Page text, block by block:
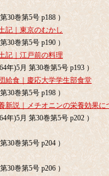
30巻第5号 p188 ）
記｜東京のむかし
30巻第5号 p190 ）
記｜江戸前の料理
)5月 第30巻第5号 p193 ）
給食｜慶応大学学生部食堂
30巻第5号 p198 ）
新説｜メチオニンの栄養効果に
年)5月 第30巻第5号 p202 ）
30巻第5号 p204 ）
30巻第5号 p206 ）